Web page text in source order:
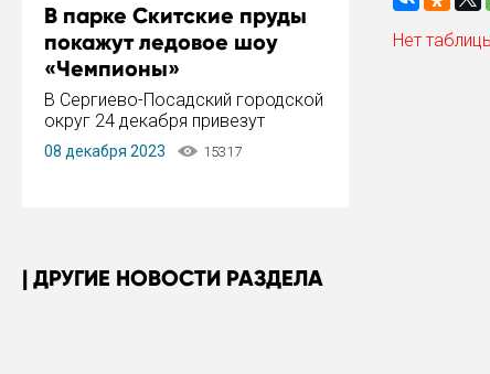
В парке Скитские пруды
покажут ледовое шоу
«Чемпионы»
В Сергиево-Посадский городской
округ 24 декабря привезут
ледовый тур «Чемпионы»
заслуженного мастера спорта,
08 декабря 2023 15317
Нет
ДРУГИЕ НОВОСТИ РАЗДЕЛА